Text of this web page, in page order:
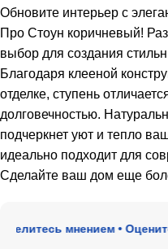
Обновите интерьер с
Про Стоун коричневый!
выбор для создания
Благодаря клееной
отделке, ступень
долговечностью.
подчеркнет уют и тепло
идеально подходит для
Сделайте ваш дом еще
мнением • Оцените